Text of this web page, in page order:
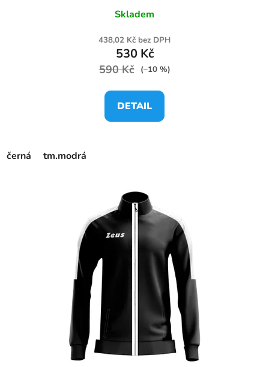
Skladem
438,02 Kč bez DPH
530 Kč
590 Kč (–10 %)
DETAIL
černá tm.modrá